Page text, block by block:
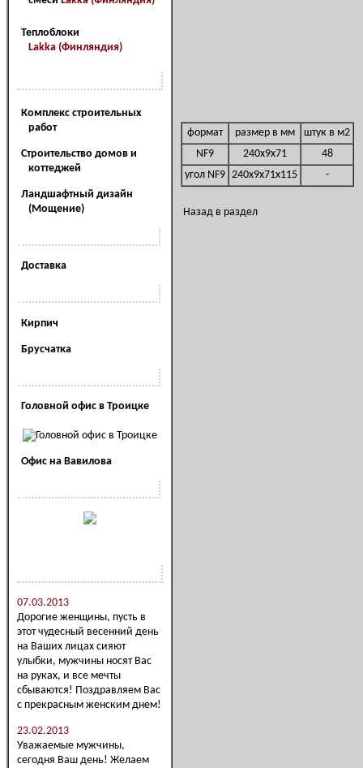
Теплоблоки
Lakka (Финляндия)
Комплекс строительных
работ
Cтроительство домов и
коттеджей
Ландшафтный дизайн
(Мощение)
Доставка
Кирпич
Брусчатка
Головной офис в Троицке
Офис на Вавилова
07.03.2013
Дорогие женщины, пусть в
этот чудесный весенний день
на Ваших лицах сияют
улыбки, мужчины носят Вас
на руках, и все мечты
сбываются! Поздравляем Вас
с прекрасным женским днем!
23.02.2013
Уважаемые мужчины,
сегодня Ваш день! Желаем
формат размер в мм
штук в м2
NF9
240x9x71
48
угол NF9 240x9x71x115 -
Назад в раздел